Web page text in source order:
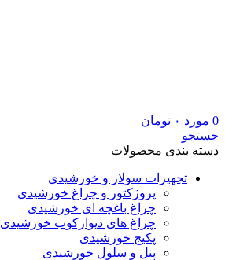
0 مورد ۰ تومان
جستجو
دسته بندی محصولات
تجهیزات سولار و خورشیدی
پروژکتور و چراغ خورشیدی
چراغ باغچه ای خورشیدی
چراغ های دیوارکوب خورشیدی
پکیج خورشیدی
پنل و سلول خورشیدی